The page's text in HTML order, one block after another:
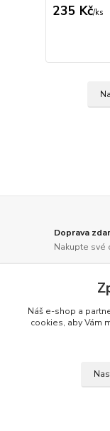
235 Kč/ks
Doprava
Nakupte své
Vaše
Tradice a
Náš e-shop a
cookies, aby Vám